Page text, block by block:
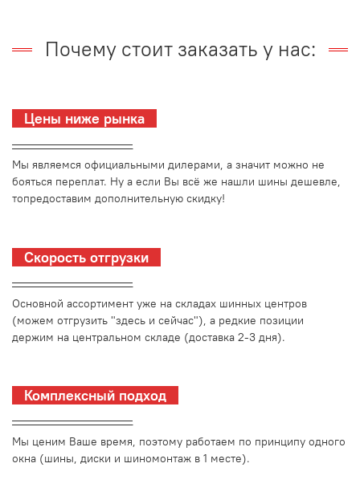
Почему стоит заказать у нас:
Цены ниже рынка
_________________________
Мы являемся официальными дилерами, а значит можно не
бояться переплат. Ну а если Вы всё же нашли шины дешевле,
топредоставим дополнительную скидку!
Скорость отгрузки
_________________________
Основной ассортимент уже на складах шинных центров
(можем отгрузить "здесь и сейчас"), а редкие позиции
держим на центральном складе (доставка 2-3 дня).
Комплексный подход
_________________________
Мы ценим Ваше время, поэтому работаем по принципу одного
окна (шины, диски и шиномонтаж в 1 месте).